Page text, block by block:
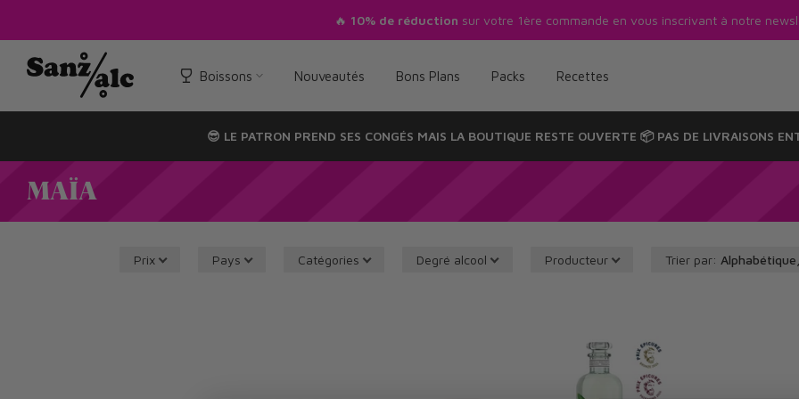
au
texte
sur votre 1ère commande en vous inscrivant à notre newsletter* !!! 🔥
Boissons Nouveautés Bons Plans Packs Recettes
😎 LE PATRON PREND SES CONGÉS MAIS LA BOUTIQUE RESTE OUVERTE 📦 PAS DE LIVRAISONS
MAÏA
Prix Pays Catégories Degré alcool Producteur Trier par: